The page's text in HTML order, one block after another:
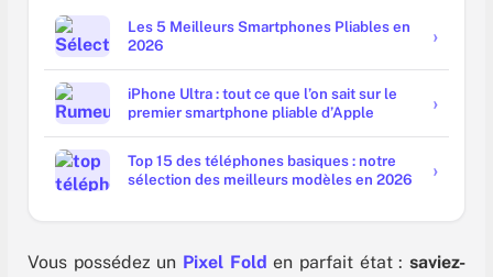
Les 5 Meilleurs Smartphones Pliables en
2026
iPhone Ultra : tout ce que l’on sait sur le
premier smartphone pliable d’Apple
Top 15 des téléphones basiques : notre
sélection des meilleurs modèles en 2026
Vous possédez un Pixel Fold en parfait état :saviez-